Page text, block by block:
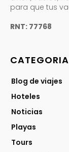
para que tus
RNT: 77768
Blog de viajes
Hoteles
Noticias
Playas
Tours